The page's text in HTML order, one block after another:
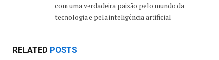
com uma verdadeira paixão pelo mundo da
tecnologia e pela inteligência artificial
RELATED POSTS